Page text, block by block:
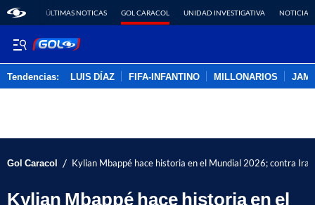
ÚLTIMAS NOTICAS GOL CARACOL UNIDAD INVESTIGATIVA NOTICIAS
Tendencias: LUIS DÍAZ FIFA-INFANTINO MILLONARIOS
Gol Caracol / Kylian Mbappé hace historia en el Mundial 2026; contra
Kylian Mbappé hace historia en el